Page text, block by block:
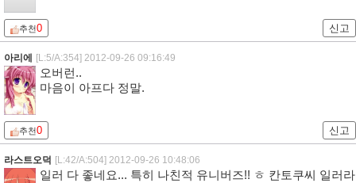
추천0 신고
아리에 [L:5/A:354] 2012-09-26 09:16:49
오버런..
마음이 아프다 정말.
추천0 신고
라스트오덕 [L:42/A:504] 2012-09-26 10:48:06
일러 다 좋네요... 특히 나친적 유니버즈!! ㅎ 칸토쿠씨 일러라